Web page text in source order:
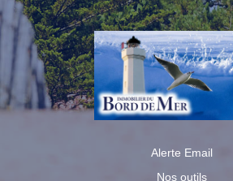
Alerte Email
Nos outils